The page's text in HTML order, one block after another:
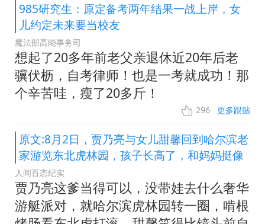
985研究生：原定备考两年结果一战上岸，女
儿约定未来要当校友
魔法部高能事务司
想起了20多年前老父亲退休近20年后老
骥伏枥，自考律师！也是一考就成功！那
个辛苦哇，瘦了20多斤！
296 更多跟贴
原文:8月2日，贾乃亮与女儿甜馨回到哈尔滨老
家游览东北虎林园，孩子长高了，和妈妈挺像
人间百态纪实
贾乃亮这爹当得可以，没带娃去什么奢华
游艇派对，就哈尔滨虎林园转一圈，啃根